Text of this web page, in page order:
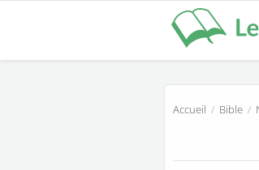
Accueil / Bible /